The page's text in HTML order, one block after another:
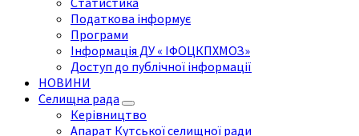
Податкова інформує
Програми
Інформація ДУ « ІФОЦКПХМОЗ»
Доступ до публічної інформації
НОВИНИ
Селищна рада
Керівництво
Апарат Кутської селищної ради